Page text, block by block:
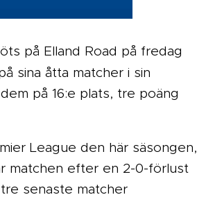
på Elland Road på fredag
sina åtta matcher i sin
på 16:e plats, tre poäng
League den här säsongen,
matchen efter en 2-0-förlust
senaste matcher